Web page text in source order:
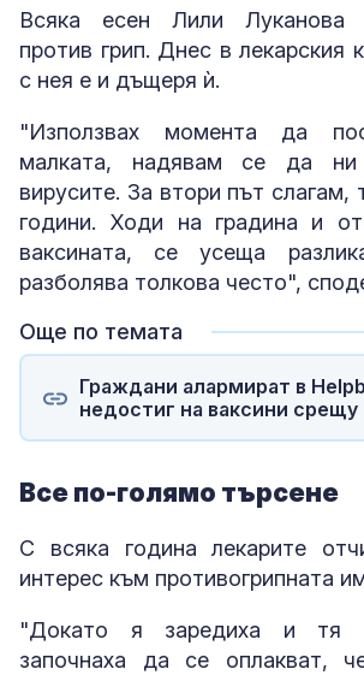
Всяка есен Лили Луканова
против грип. Днес в лекарския
с нея е и дъщеря ѝ.
"Използвах момента да
малката, надявам се да ни
вирусите. За втори път слагам,
години. Ходи на градина и
ваксината, се усеща
разболява толкова често",
Още по темата
Граждани алармират в
недостиг на ваксини срещу
Все по-голямо търсене
С всяка година лекарите
интерес към противогрипната
"Докато я заредиха и тя
започнаха да се оплакват,